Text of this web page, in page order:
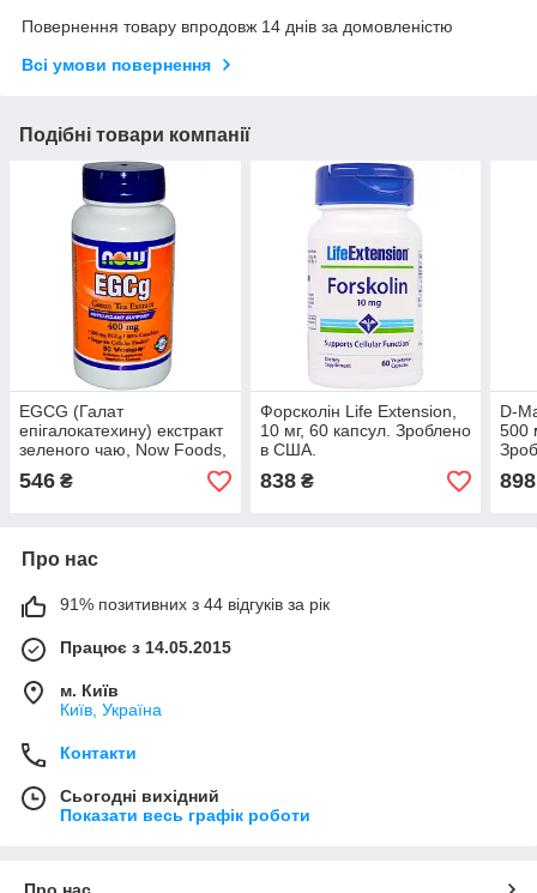
Повернення товару впродовж 14 днів за домовленістю
Всі умови повернення
Подібні товари компанії
EGCG (Галат
епігалокатехину) екстракт
зеленого чаю, Now Foods,
90 капсул. Зроблено в
США.
546 ₴
Форсколін Life Extension,
10 мг, 60 капсул. Зроблено
в США.
838₴
D-
500
898
Про нас
91% позитивних з 44 відгуків за рік
Працює з 14.05.2015
м. Київ
Київ, Україна
Контакти
Сьогодні вихідний
Показати весь графік роботи